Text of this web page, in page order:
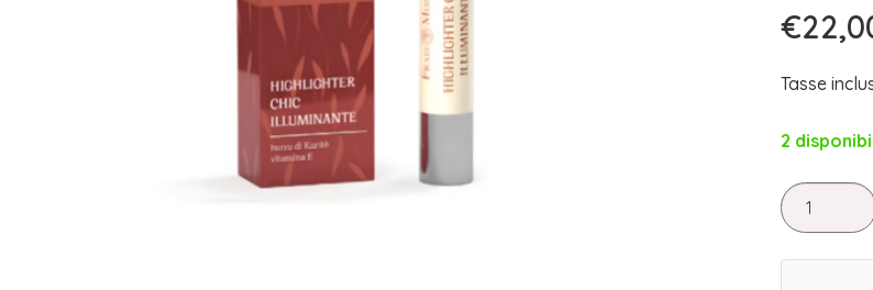
€
Tasse
2
MAKE
UP